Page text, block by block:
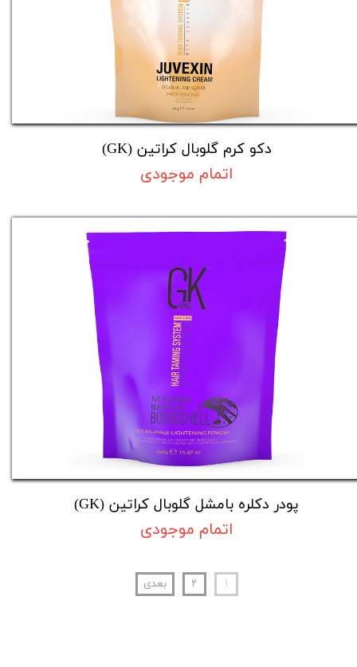
دکو کرم گلوبال کراتین (GK)
اتمام موجودی
پودر دکلره بامشل گلوبال کراتین (GK)
اتمام موجودی
۱ ۲ بعدی